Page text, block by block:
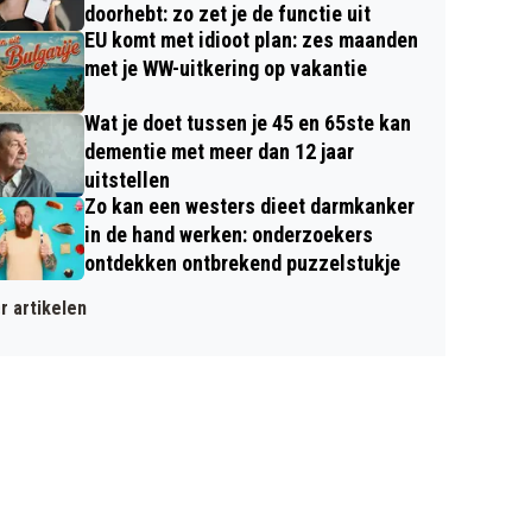
doorhebt: zo zet je de functie uit
EU komt met idioot plan: zes maanden
met je WW-uitkering op vakantie
Wat je doet tussen je 45 en 65ste kan
dementie met meer dan 12 jaar
uitstellen
Zo kan een westers dieet darmkanker
in de hand werken: onderzoekers
ontdekken ontbrekend puzzelstukje
artikelen